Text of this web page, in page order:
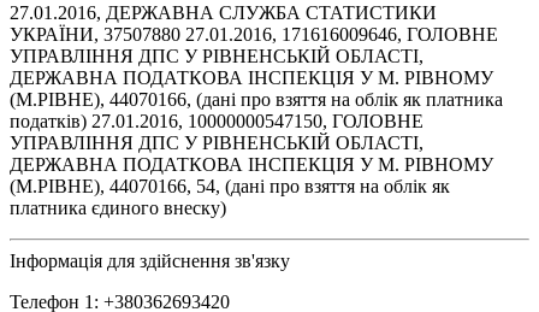
27.01.2016, ДЕРЖАВНА СЛУЖБА СТАТИСТИКИ
УКРАЇНИ, 37507880 27.01.2016, 171616009646, ГОЛОВНЕ
УПРАВЛІННЯ ДПС У РІВНЕНСЬКІЙ ОБЛАСТІ,
ДЕРЖАВНА ПОДАТКОВА ІНСПЕКЦІЯ У М. РІВНОМУ
(М.РІВНЕ), 44070166, (дані про взяття на облік як платника
податків) 27.01.2016, 10000000547150, ГОЛОВНЕ
УПРАВЛІННЯ ДПС У РІВНЕНСЬКІЙ ОБЛАСТІ,
ДЕРЖАВНА ПОДАТКОВА ІНСПЕКЦІЯ У М. РІВНОМУ
(М.РІВНЕ), 44070166, 54, (дані про взяття на облік як
платника єдиного внеску)
Інформація для здійснення зв'язку
Телефон 1: +380362693420